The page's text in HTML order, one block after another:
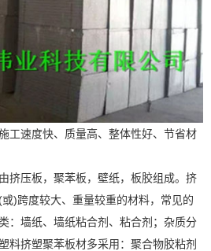
工速度快、质量高、整体性好、节省材
挤压板，聚苯板，壁纸，板胶组成。挤
(或)跨度较大、重量较重的材料，常见的
：墙纸、墙纸粘合剂、粘合剂；杂质分
料挤塑聚苯板材多采用：聚合物胶粘剂